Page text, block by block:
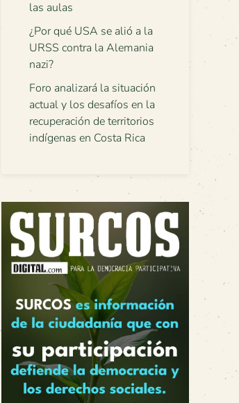
las aulas
¿Por qué USA se alió a la
URSS contra la Alemania
nazi?
Foro analizará la situación
actual y los desafíos en la
recuperación de territorios
indígenas en Costa Rica